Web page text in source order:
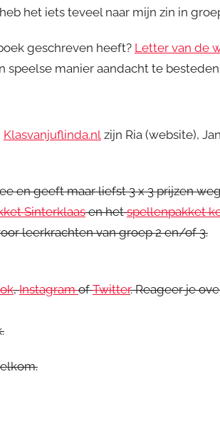
het iets teveel naar mijn zin in
geschreven heeft? Letter van de
manier aandacht te
Klasvanjuflinda.nl zijn Ria (website),
en geeft maar liefst 3 x 3 prijzen
Sinterklaasen hetspellenpakket
leerkrachten van groep 2 en/of 3.
,InstagramofTwitter. Reageer je